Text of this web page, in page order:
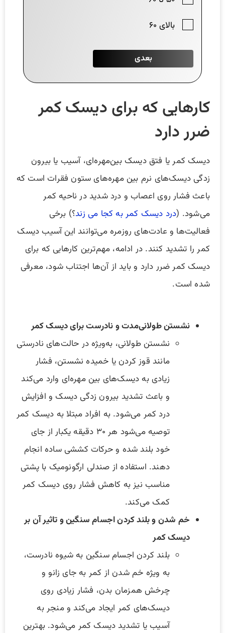
کارهایی که برای دیسک کمر
ضرر دارد
دیسک کمر یا فتق دیسک بین‌مهره‌ای، آسیب یا بیرون
زدگی دیسک‌های نرم بین مهره‌های ستون فقرات است که
باعث فشار روی اعصاب و درد شدید در ناحیه کمر
می‌شود. (درد دیسک کمر به کجا می زند؟) برخی
فعالیت‌ها و عادت‌های روزمره می‌توانند این آسیب دیسک
کمر را تشدید کنند. در ادامه، مهم‌ترین کارهایی که برای
دیسک کمر ضرر دارد و باید از آن‌ها اجتناب شود، معرفی
شده است.
نشستن طولانی‌مدت و نادرست برای دیسک کمر
نشستن طولانی، به‌ویژه در حالت‌های نادرستی
مانند قوز کردن یا خمیده نشستن، فشار
زیادی به دیسک‌های بین مهره‌ای وارد می‌کند
و باعث تشدید بیرون زدگی دیسک و افزایش
درد کمر می‌شود. به افراد مبتلا به دیسک کمر
توصیه می‌شود هر ۳۰ دقیقه یکبار از جای
خود بلند شده و حرکات کششی ساده انجام
دهند. استفاده از صندلی ارگونومیک با پشتی
مناسب نیز به کاهش فشار روی دیسک کمر
کمک می‌کند.
خم شدن و بلند کردن اجسام سنگین و تاثیر آن بر
دیسک کمر
بلند کردن اجسام سنگین به شیوه نادرست،
به ویژه خم شدن از کمر به جای زانو و
چرخش همزمان بدن، فشار زیادی روی
دیسک‌های کمر ایجاد می‌کند و منجر به
آسیب یا تشدید دیسک کمر می‌شود. بهترین